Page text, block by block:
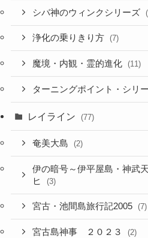
シバ神のウィンクシリーズ
浄化の乗りきり方 (7)
魔境・内観・霊的進化 (11)
ターニングポイント・シリ
レイライン (77)
奄美大島 (2)
伊の暗号～伊平屋島・神武
ヒ
(3)
宮古・池間島旅行記2005 (7)
宮古島神事 ２０２３ (2)